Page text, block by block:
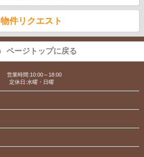
物件リクエスト
ページトップに戻る
営業時間:10:00～18:00
定休日:水曜・日曜